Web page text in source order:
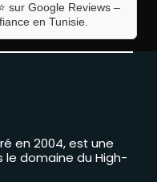
sur Google Reviews –
en Tunisie.
en 2004, est une
domaine du High-